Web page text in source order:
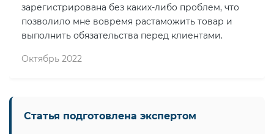
зарегистрирована без каких-либо проблем, что
позволило мне вовремя растаможить товар и
выполнить обязательства перед клиентами.
Октябрь 2022
Статья подготовлена экспертом